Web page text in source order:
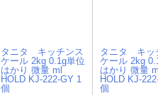
タニタ キッチンス
ケール 2kg 0.1g単位
はかり 微量 ml
HOLD KJ-222-GY 1
個
タニタ キッ
ケール 2kg
はかり 微量
HOLD KJ-
個